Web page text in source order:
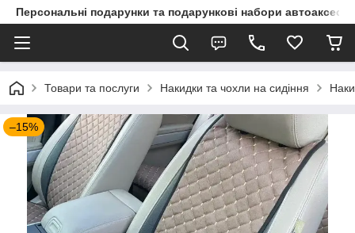
Персональні подарунки та подарункові набори
Товари та послуги Накидки та чохли на сидіння
–15%